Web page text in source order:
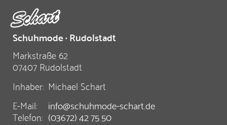
Schuhmode · Rudolstadt
Markstraße 62
07407 Rudolstadt
Inhaber: Michael Schart
E-Mail:
info@schuhmode-schart.de
Telefon: (03672) 42 75 50